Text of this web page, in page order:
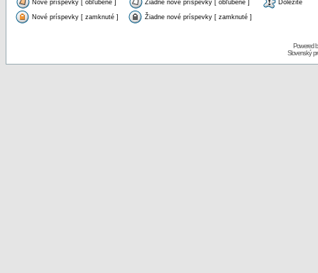
Nové príspevky [ obľúbené ] Žiadne nové príspevky [ obľúbené ] Dôležité
Nové príspevky [ zamknuté ] Žiadne nové príspevky [ zamknuté ]
Powered
Slovenský